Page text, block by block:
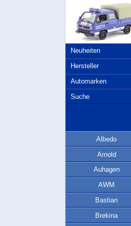
Neuheiten
Hersteller
Automarken
Suche
Albedo
Arnold
Auhagen
AWM
Bastian
Brekina